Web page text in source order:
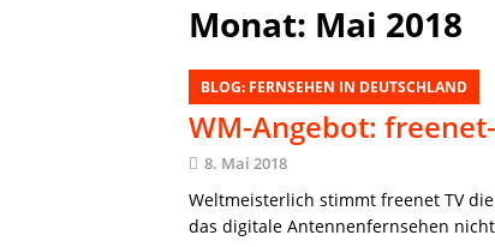
Monat: Mai 2018
BLOG: FERNSEHEN IN DEUTSCHLAND
WM-Angebot:
8. Mai 2018
Weltmeisterlich stimmt freenet TV
das digitale Antennenfernsehen